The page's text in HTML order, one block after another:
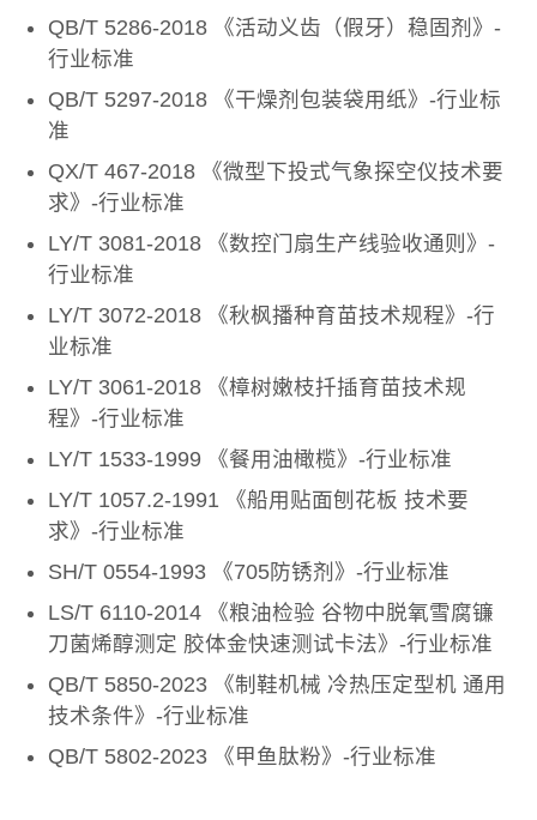
QB/T 5286-2018 《活动义齿（假牙）稳固剂》-
行业标准
QB/T 5297-2018 《干燥剂包装袋用纸》-行业标
准
QX/T 467-2018 《微型下投式气象探空仪技术要
求》-行业标准
LY/T 3081-2018 《数控门扇生产线验收通则》-
行业标准
LY/T 3072-2018 《秋枫播种育苗技术规程》-行
业标准
LY/T 3061-2018 《樟树嫩枝扦插育苗技术规
程》-行业标准
LY/T 1533-1999 《餐用油橄榄》-行业标准
LY/T 1057.2-1991 《船用贴面刨花板 技术要
求》-行业标准
SH/T 0554-1993 《705防锈剂》-行业标准
LS/T 6110-2014 《粮油检验 谷物中脱氧雪腐镰
刀菌烯醇测定 胶体金快速测试卡法》-行业标准
QB/T 5850-2023 《制鞋机械 冷热压定型机 通用
技术条件》-行业标准
QB/T 5802-2023 《甲鱼肽粉》-行业标准